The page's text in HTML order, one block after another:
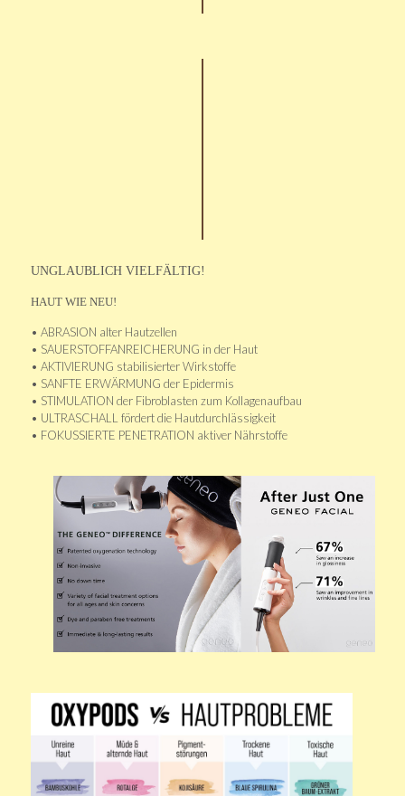
UNGLAUBLICH VIELFÄLTIG!
HAUT WIE NEU!
• ABRASION alter Hautzellen
• SAUERSTOFFANREICHERUNG in der Haut
• AKTIVIERUNG stabilisierter Wirkstoffe
• SANFTE ERWÄRMUNG der Epidermis
• STIMULATION der Fibroblasten zum Kollagenaufbau
• ULTRASCHALL fördert die Hautdurchlässigkeit
• FOKUSSIERTE PENETRATION aktiver Nährstoffe